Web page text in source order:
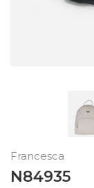
Francesca
N84935